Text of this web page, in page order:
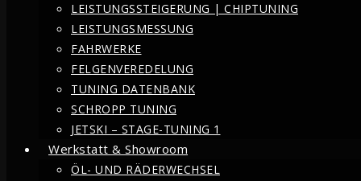
LEISTUNGSSTEIGERUNG | CHIPTUNING
LEISTUNGSMESSUNG
FAHRWERKE
FELGENVEREDELUNG
TUNING DATENBANK
SCHROPP TUNING
JETSKI – STAGE-TUNING 1
Werkstatt & Showroom
ÖL- UND RÄDERWECHSEL